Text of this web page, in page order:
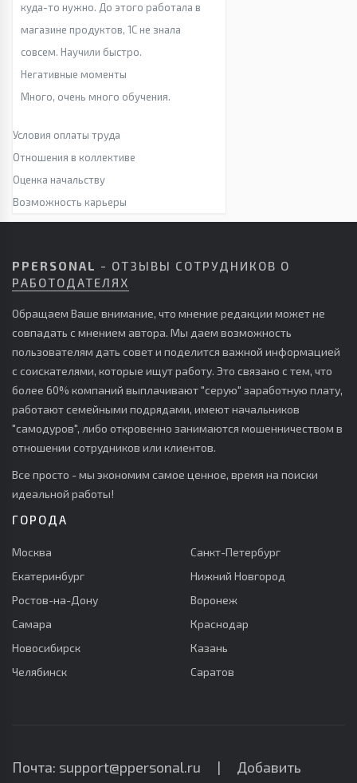
куда-то нужно. До этого работала в
магазине продуктов, 1С не знала
совсем. Научили быстро.
Негативные моменты
Много, очень много обучения.
Условия оплаты труда
Отношения в коллективе
Оценка начальству
Возможность карьеры
PPERSONAL - ОТЗЫВЫ СОТРУДНИКОВ О
РАБОТОДАТЕЛЯХ
Обращаем Ваше внимание, что мнение редакции может не
совпадать с мнением автора. Мы даем возможность
пользователям дать совет и поделится важной информацией
с соискателями, которые ищут работу. Это связано с тем, что
более 60% компаний выплачивают "серую" заработную плату,
работают семейными подрядами, имеют начальников
"самодуров", либо откровенно занимаются мошенничеством в
отношении сотрудников или клиентов.
Все просто - мы экономим самое ценное, время на поиски
идеальной работы!
ГОРОДА
Москва
Санкт-Петербург
Екатеринбург
Нижний Новгород
Ростов-на-Дону
Воронеж
Самара
Краснодар
Новосибирск
Казань
Челябинск
Саратов
Почта: support@ppersonal.ru | Добавить